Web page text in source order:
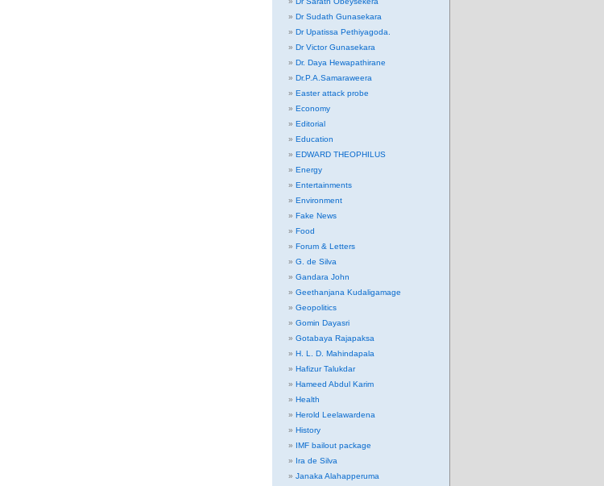
Dr Sudath Gunasekara
Dr Upatissa Pethiyagoda.
Dr Victor Gunasekara
Dr. Daya Hewapathirane
Dr.P.A.Samaraweera
Easter attack probe
Economy
Editorial
Education
EDWARD THEOPHILUS
Energy
Entertainments
Environment
Fake News
Food
Forum & Letters
G. de Silva
Gandara John
Geethanjana Kudaligamage
Geopolitics
Gomin Dayasri
Gotabaya Rajapaksa
H. L. D. Mahindapala
Hafizur Talukdar
Hameed Abdul Karim
Health
Herold Leelawardena
History
IMF bailout package
Ira de Silva
Janaka Alahapperuma